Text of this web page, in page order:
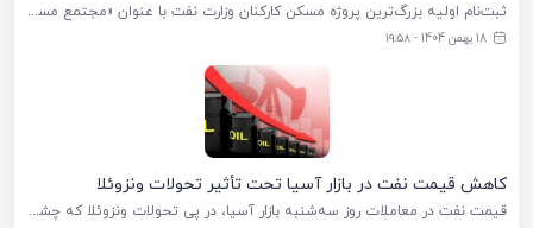
ثبت‌نام اولیه بزرگ‌ترین پروژه مسکن کارکنان وزارت نفت با عنوان «مجتمع مسکونی نفت تهران» آغاز شد؛ پروژه‌ای گسترده در زمینی به وسعت ۳۲ هکتار که شامل ۵۲ برج و حدود ۵ هزار واحد مسکونی خواهد
18 بهمن 1404 - ۱۹:۵۸
کاهش قیمت نفت در بازار آسیا تحت تأثیر تحولات ونزوئلا
قیمت نفت در معاملات روز سه‌شنبه بازار آسیا، در پی تحولات ونزوئلا که چشم‌انداز تولید بالاتر این کشور را در بحبوحه تقاضای جهانی ضعیف برای سوخت تقویت کرد، کاهش یافت. به گزارش پترو انرژی، قیمت